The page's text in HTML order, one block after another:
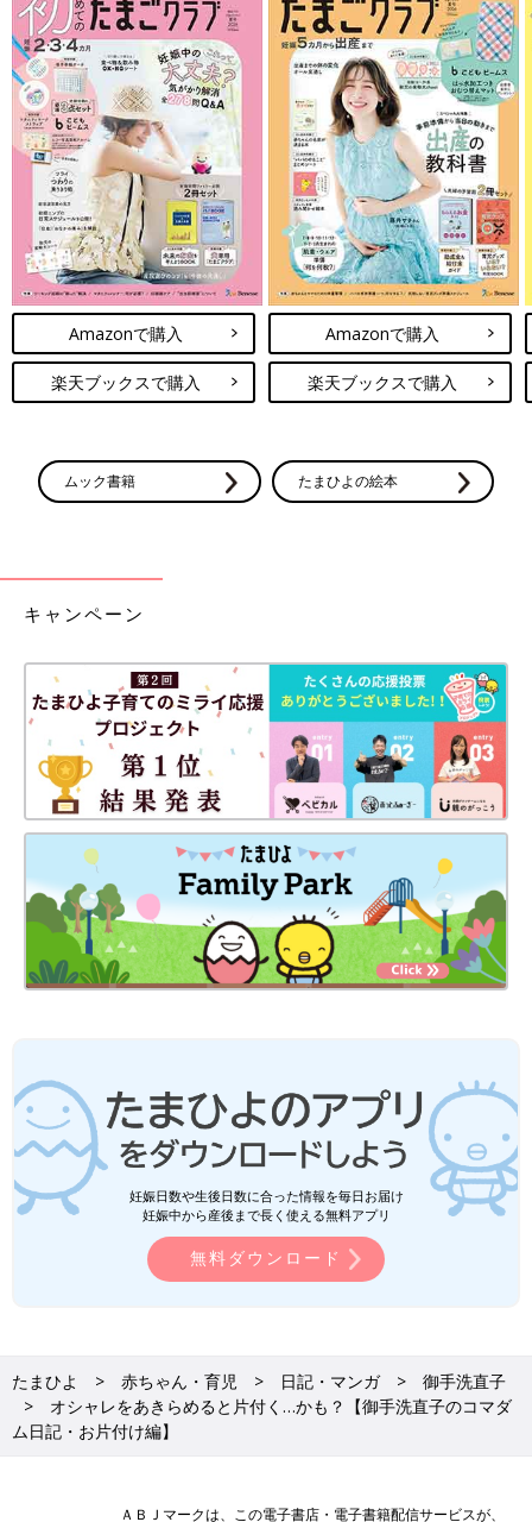
Amazonで購入
楽天ブックスで購入
Amazonで購入
楽天ブックスで購入
ムック書籍 たまひよの絵本
キャンペーン
妊娠日数や生後日数に合った情報を毎日お届け
妊娠中から産後まで長く使える無料アプリ
無料ダウンロード
たまひよ 赤ちゃん・育児 日記・マンガ
御手洗直子
オシャレをあきらめると片付く…かも？【御手洗直子のコマダ
ム日記・お片付け編】
ＡＢＪマークは、この電子書店・電子書籍配信サービスが、